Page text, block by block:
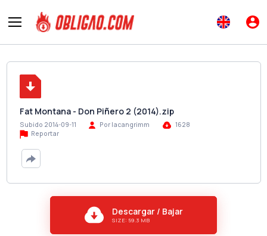
Fat Montana - Don Piñero 2 (2014).zip
Subido 2014-09-11 Por lacangrimm
1628
Reportar
Descargar / Bajar
SIZE: 59.3 MB